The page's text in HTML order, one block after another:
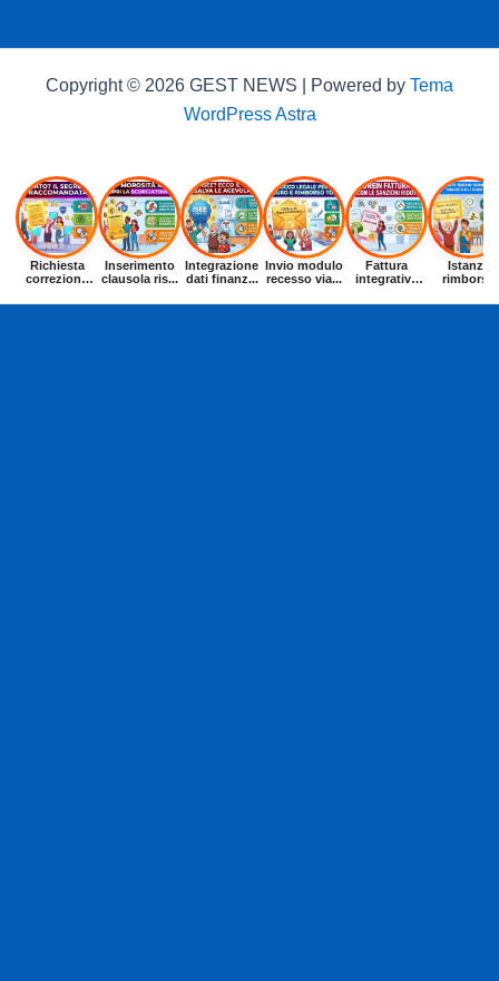
Copyright © 2026 GEST NEWS | Powered by Tema
WordPress Astra
Richiesta
correzione
Inserimento
clausola ris...
Integrazione
dati finanz...
Invio modulo
recesso via...
Fattura
integrativa
Istanza
rimborso